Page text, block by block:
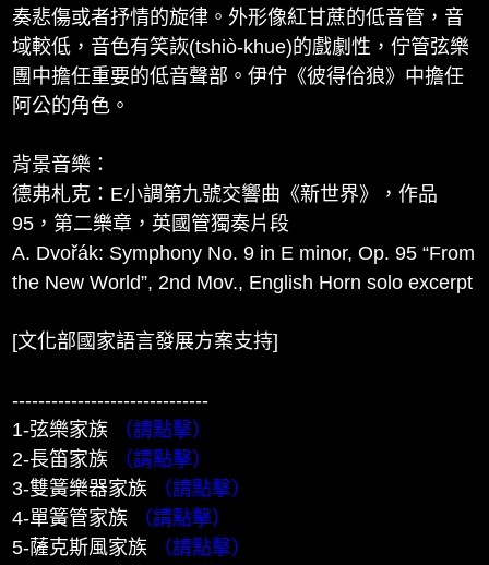
奏悲傷或者抒情的旋律。外形像紅甘蔗的低音管，音
域較低，音色有笑詼(tshiò-khue)的戲劇性，佇管弦樂
團中擔任重要的低音聲部。伊佇《彼得佮狼》中擔任
阿公的角色。
背景音樂：
德弗札克：E小調第九號交響曲《新世界》，作品
95，第二樂章，英國管獨奏片段
A. Dvořák: Symphony No. 9 in E minor, Op. 95 “From
the New World”, 2nd Mov., English Horn solo excerpt
[文化部國家語言發展方案支持]
------------------------------
1-弦樂家族
（請點擊）
2-長笛家族
（請點擊）
3-雙簧樂器家族
（請點擊）
4-單簧管家族
（請點擊）
5-薩克斯風家族
（請點擊）